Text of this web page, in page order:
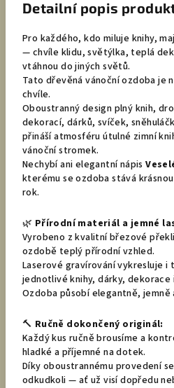
Detailní popis
Pro každého, kdo miluje knihy,
— chvíle klidu, světýlka, teplá
vtáhnou do jiných světů.
Tato dřevěná vánoční ozdoba je
chvíle.
Oboustranný design plný knih,
dekorací, dárků, svíček,
přináší atmosféru útulné zimní
vánoční stromek.
Nechybí ani elegantní nápis
kterému se ozdoba stává
rok.
🌿 Přírodní materiál a jemné
Vyrobeno z kvalitní březové
ozdobě teplý přírodní vzhled.
Laserové gravírování vykresluje
jednotlivé knihy, dárky, dekorace
Ozdoba působí elegantně, jemně
🔨 Ručně dokončený originál:
Každý kus ručně brousíme a
hladké a příjemné na dotek.
Díky oboustrannému provedení
odkudkoli — ať už visí dopředu